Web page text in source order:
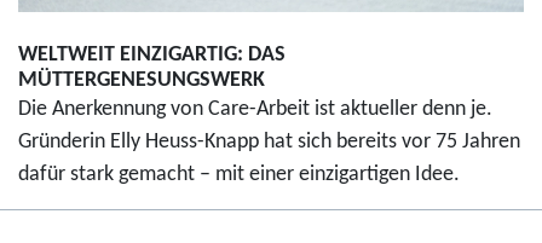
WELTWEIT EINZIGARTIG: DAS
MÜTTERGENESUNGSWERK
Die Anerkennung von Care-Arbeit ist aktueller denn je.
Gründerin Elly Heuss-Knapp hat sich bereits vor 75 Jahren
dafür stark gemacht – mit einer einzigartigen Idee.